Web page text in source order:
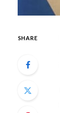
SHARE